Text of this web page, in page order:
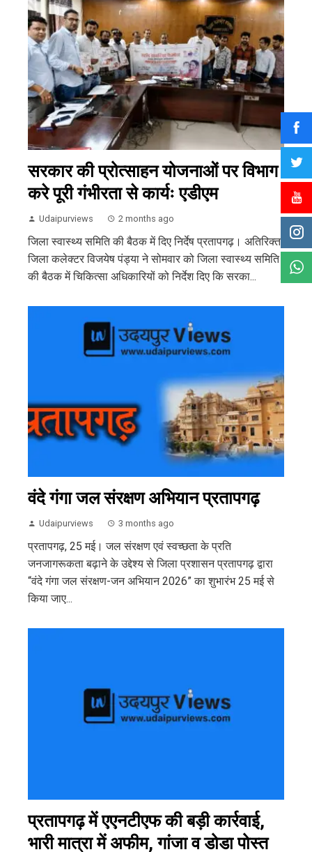
सरकार की प्रोत्साहन योजनाओं पर विभाग
करे पूरी गंभीरता से कार्यः एडीएम
Udaipurviews 2 months ago
जिला स्वास्थ्य समिति की बैठक में दिए निर्देष प्रतापगढ़। अतिरिक्त
जिला कलेक्टर विजयेष पंड्या ने सोमवार को जिला स्वास्थ्य समिति
की बैठक में चिकित्सा अधिकारियों को निर्देश दिए कि सरका...
वंदे गंगा जल संरक्षण अभियान प्रतापगढ़
Udaipurviews 3 months ago
प्रतापगढ़, 25 मई। जल संरक्षण एवं स्वच्छता के प्रति
जनजागरूकता बढ़ाने के उद्देश्य से जिला प्रशासन प्रतापगढ़ द्वारा
“वंदे गंगा जल संरक्षण-जन अभियान 2026” का शुभारंभ 25 मई से
किया जाए...
प्रतापगढ़ में एएनटीएफ की बड़ी कार्रवाई,
भारी मात्रा में अफीम, गांजा व डोडा पोस्त